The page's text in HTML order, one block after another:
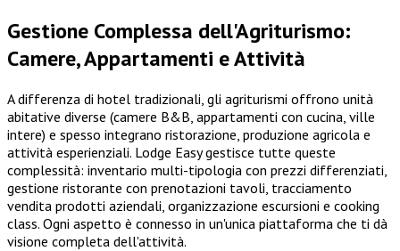
Gestione Complessa dell'Agriturismo:
Camere, Appartamenti e Attività
A differenza di hotel tradizionali, gli agriturismi offrono unità
abitative diverse (camere B&B, appartamenti con cucina, ville
intere) e spesso integrano ristorazione, produzione agricola e
attività esperienziali. Lodge Easy gestisce tutte queste
complessità: inventario multi-tipologia con prezzi differenziati,
gestione ristorante con prenotazioni tavoli, tracciamento
vendita prodotti aziendali, organizzazione escursioni e cooking
class. Ogni aspetto è connesso in un'unica piattaforma che ti dà
visione completa dell'attività.